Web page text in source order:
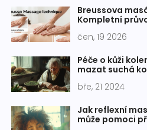
Breussova
Kompletní
čen, 19 2026
Péče o kůži
mazat suchá
pokožku
bře, 21 2024
Jak reflexní
může pomoci